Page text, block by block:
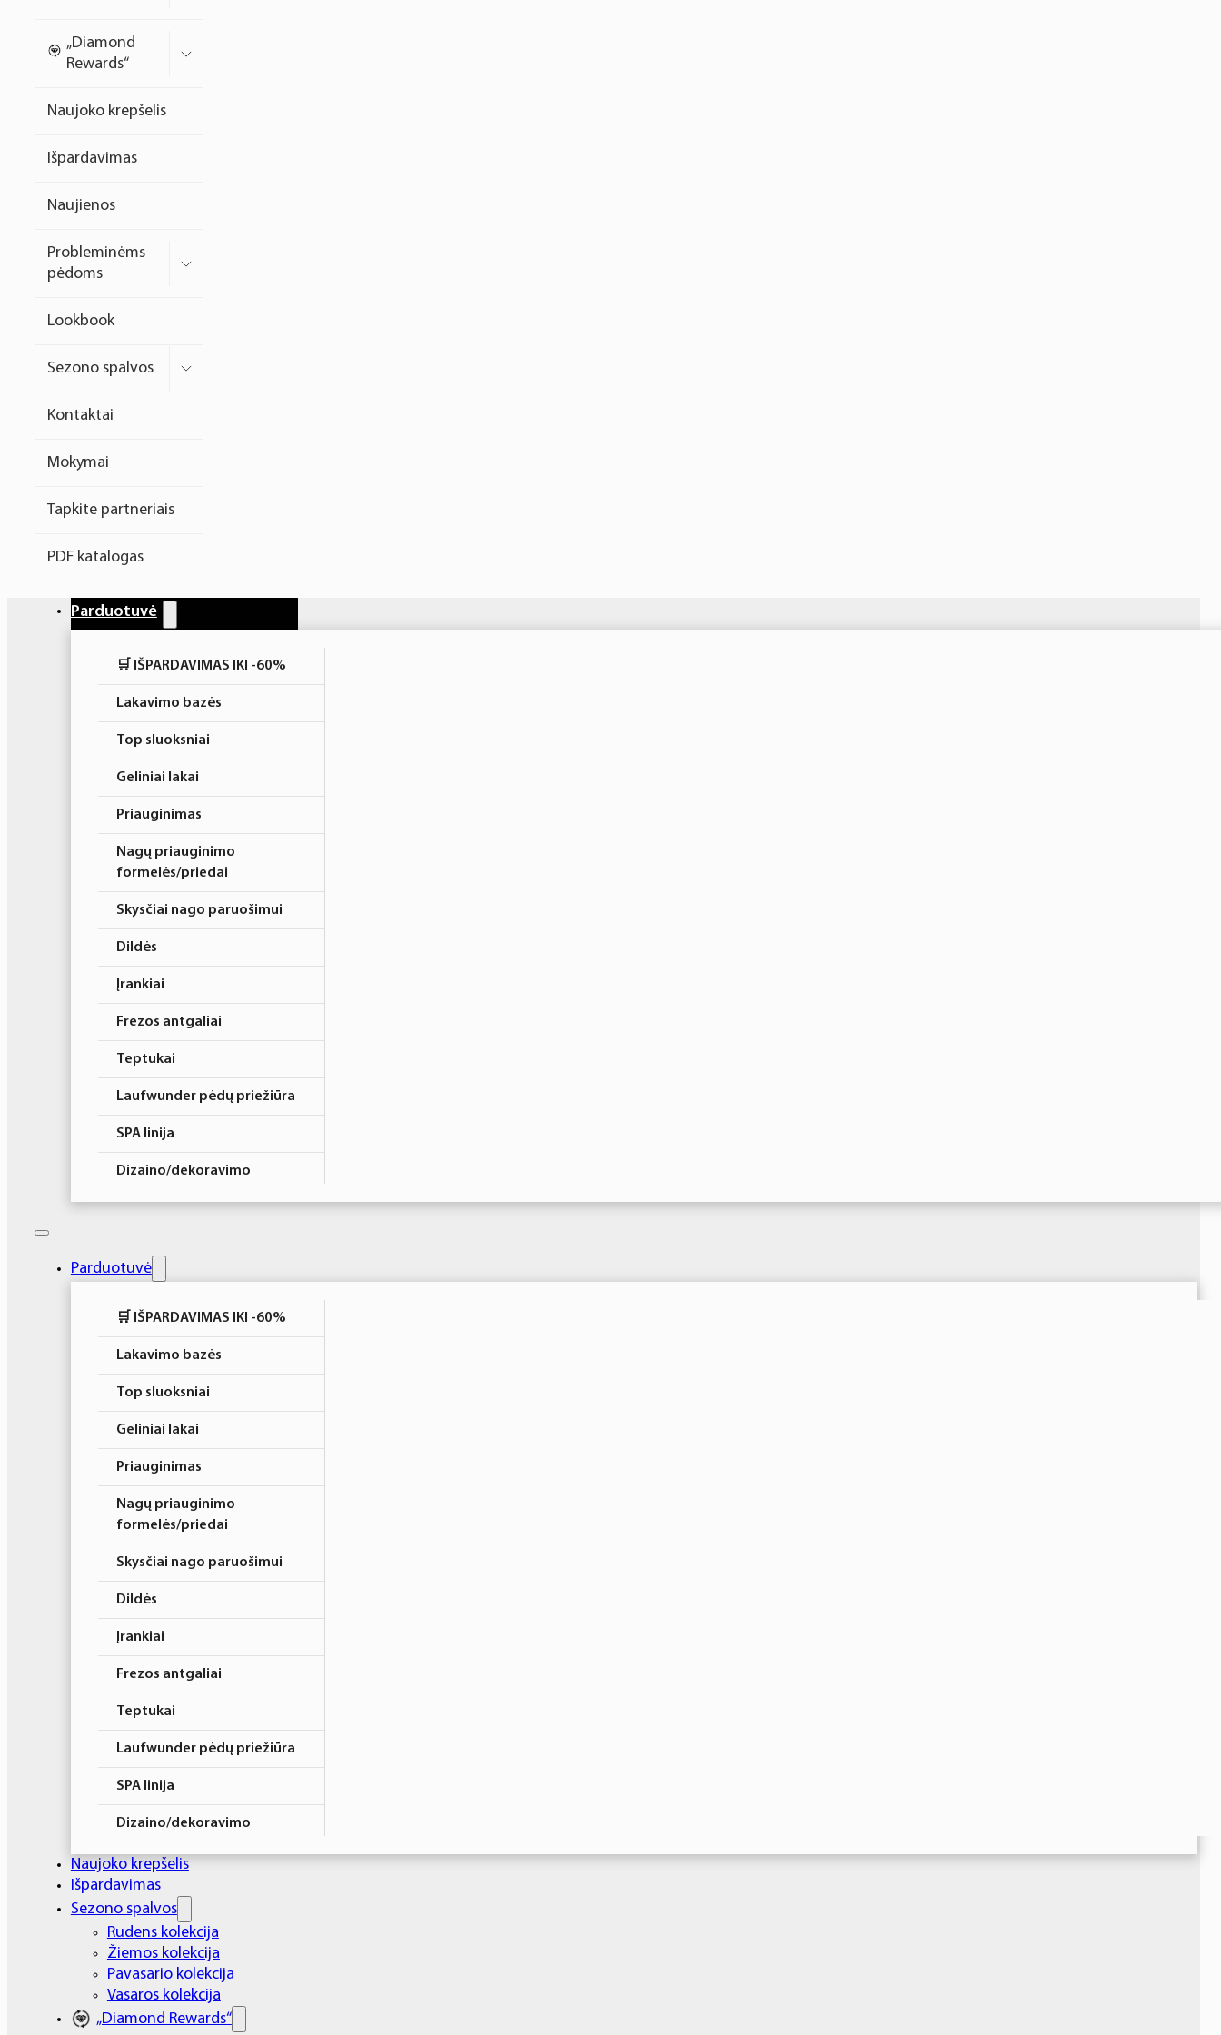
formelės/priedai
Dildės
Įrankiai
Laufwunder pėdų priežiūra
priemonės
Rinkiniai
„Diamond
Rewards“
Naujoko krepšelis
Išpardavimas
Naujienos
Probleminėms
pėdoms
Lookbook
Sezono spalvos
Kontaktai
Mokymai
Tapkite partneriais
PDF katalogas
Parduotuvė
🛒 IŠPARDAVIMAS IKI -60%
Lakavimo bazės
Top sluoksniai
Geliniai lakai
Priauginimas
Nagų priauginimo
formelės/priedai
Skysčiai nago paruošimui
Dildės
Įrankiai
Frezos antgaliai
Teptukai
Laufwunder pėdų priežiūra
SPA linija
Dizaino/dekoravimo
Higiena
Rinkiniai
Parduotuvė
🛒 IŠPARDAVIMAS IKI -60%
Lakavimo bazės
Top sluoksniai
Geliniai lakai
Priauginimas
Nagų priauginimo
formelės/priedai
Skysčiai nago paruošimui
Dildės
Įrankiai
Frezos antgaliai
Teptukai
Laufwunder pėdų priežiūra
SPA linija
Dizaino/dekoravimo
Elektros prietaisai
Higiena
Atributika
Rinkiniai
Naujoko krepšelis
Išpardavimas
Sezono spalvos
Rudens kolekcija
Žiemos kolekcija
Pavasario kolekcija
Vasaros kolekcija
„Diamond Rewards“